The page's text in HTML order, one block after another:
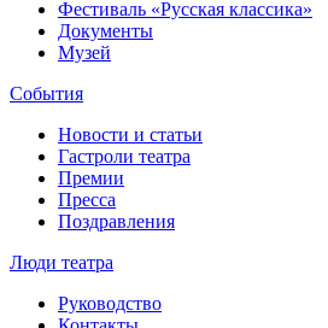
Фестиваль «Русская классика»
Документы
Музей
События
Новости и статьи
Гастроли театра
Премии
Пресса
Поздравления
Люди театра
Руководство